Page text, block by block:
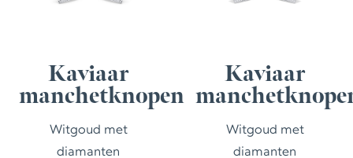
Kaviaar
manchetknopen
Witgoud met
diamanten
Kaviaar
Witgoud met
diamanten